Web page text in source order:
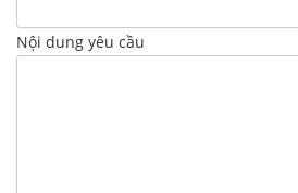
Nội dung yêu cầu